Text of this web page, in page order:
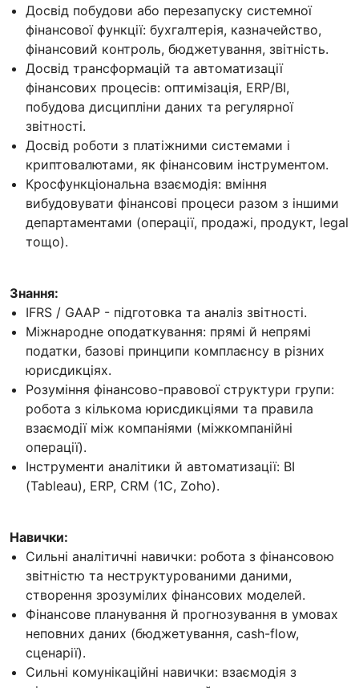
Досвід побудови або перезапуску системної
фінансової функції: бухгалтерія, казначейство,
фінансовий контроль, бюджетування, звітність.
Досвід трансформацій та автоматизації
фінансових процесів: оптимізація, ERP/BI,
побудова дисципліни даних та регулярної
звітності.
Досвід роботи з платіжними системами і
криптовалютами, як фінансовим інструментом.
Кросфункціональна взаємодія: вміння
вибудовувати фінансові процеси разом з іншими
департаментами (операції, продажі, продукт, legal
тощо).
Знання:
IFRS / GAAP - підготовка та аналіз звітності.
Міжнародне оподаткування: прямі й непрямі
податки, базові принципи комплаєнсу в різних
юрисдикціях.
Розуміння фінансово-правової структури групи:
робота з кількома юрисдикціями та правила
взаємодії між компаніями (міжкомпанійні
операції).
Інструменти аналітики й автоматизації: BI
(Tableau), ERP, CRM (1C, Zoho).
Навички:
Сильні аналітичні навички: робота з фінансовою
звітністю та неструктурованими даними,
створення зрозумілих фінансових моделей.
Фінансове планування й прогнозування в умовах
неповних даних (бюджетування, cash-flow,
сценарії).
Сильні комунікаційні навички: взаємодія з